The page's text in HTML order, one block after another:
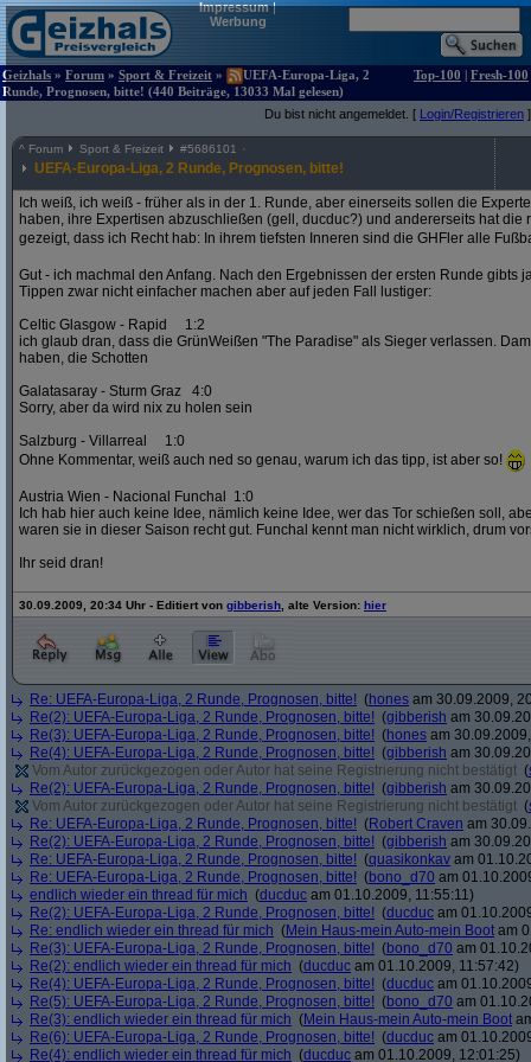
Impressum|
Werbung
Geizhals » Forum » Sport & Freizeit »
UEFA-Europa-Liga, 2
Runde, Prognosen, bitte! (440 Beiträge, 13033 Mal gelesen)
Top-100 | Fresh-100
Du bist nicht angemeldet. [ Login/Registrieren ]
^ Forum Sport & Freizeit #5686101
UEFA-Europa-Liga, 2 Runde, Prognosen, bitte!
Ich weiß, ich weiß - früher als in der 1. Runde, aber einerseits sollen die
haben, ihre Expertisen abzuschließen (gell, ducduc?) und andererseits hat die
gezeigt, dass ich Recht hab: In ihrem tiefsten Inneren sind die GHFler alle
Gut - ich machmal den Anfang. Nach den Ergebnissen der ersten Runde gibts
Tippen zwar nicht einfacher machen aber auf jeden Fall lustiger:
Celtic Glasgow - Rapid 1:2
ich glaub dran, dass die GrünWeißen "The Paradise" als Sieger verlassen.
haben, die Schotten
Galatasaray - Sturm Graz 4:0
Sorry, aber da wird nix zu holen sein
Salzburg - Villarreal 1:0
Ohne Kommentar, weiß auch ned so genau, warum ich das tipp, ist aber so!
Austria Wien - Nacional Funchal 1:0
Ich hab hier auch keine Idee, nämlich keine Idee, wer das Tor schießen soll,
waren sie in dieser Saison recht gut. Funchal kennt man nicht wirklich, drum
Ihr seid dran!
30.09.2009, 20:34 Uhr - Editiert von gibberish , alte Version: hier
Re: UEFA-Europa-Liga, 2 Runde, Prognosen, bitte! (hones am 30.09.2009,
Re(2): UEFA-Europa-Liga, 2 Runde, Prognosen, bitte! (gibberish am
Re(3): UEFA-Europa-Liga, 2 Runde, Prognosen, bitte! (hones am
Re(4): UEFA-Europa-Liga, 2 Runde, Prognosen, bitte! (gibberish am
Vom Autor zurückgezogen oder Autor hat seine Registrierung nicht bestätigt (
Re(2): UEFA-Europa-Liga, 2 Runde, Prognosen, bitte! (gibberish am
Vom Autor zurückgezogen oder Autor hat seine Registrierung nicht bestätigt (
Re: UEFA-Europa-Liga, 2 Runde, Prognosen, bitte! (Robert Craven am
Re(2): UEFA-Europa-Liga, 2 Runde, Prognosen, bitte! (gibberish am
Re: UEFA-Europa-Liga, 2 Runde, Prognosen, bitte! (quasikonkav am
Re: UEFA-Europa-Liga, 2 Runde, Prognosen, bitte! (bono_d70 am
endlich wieder ein thread für mich (ducduc am 01.10.2009, 11:55:11)
Re(2): UEFA-Europa-Liga, 2 Runde, Prognosen, bitte! (ducduc am
Re: endlich wieder ein thread für mich (Mein Haus-mein Auto-mein Boot am
Re(3): UEFA-Europa-Liga, 2 Runde, Prognosen, bitte! (bono_d70 am
Re(2): endlich wieder ein thread für mich (ducduc am 01.10.2009, 11:57:42)
Re(4): UEFA-Europa-Liga, 2 Runde, Prognosen, bitte! (ducduc am
Re(5): UEFA-Europa-Liga, 2 Runde, Prognosen, bitte! (bono_d70 am
Re(3): endlich wieder ein thread für mich (Mein Haus-mein Auto-mein Boot
Re(6): UEFA-Europa-Liga, 2 Runde, Prognosen, bitte! (ducduc am
Re(4): endlich wieder ein thread für mich (ducduc am 01.10.2009, 12:01:25)